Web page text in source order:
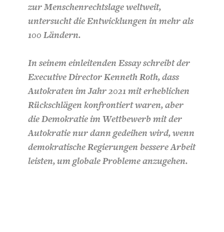
zur Menschenrechtslage weltweit,
untersucht die Entwicklungen in mehr als
100 Ländern.
In seinem einleitenden Essay schreibt der
Executive Director Kenneth Roth, dass
Autokraten im Jahr 2021 mit erheblichen
Rückschlägen konfrontiert waren, aber
die Demokratie im Wettbewerb mit der
Autokratie nur dann gedeihen wird, wenn
demokratische Regierungen bessere Arbeit
leisten, um globale Probleme anzugehen.